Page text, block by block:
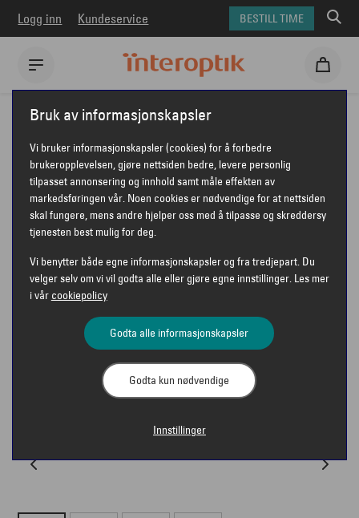
Logg inn Kundeservice BESTILL TIME
Interoptik Briller
Emporio Armani briller
Emporio Armani Kids EK3008U
EMPORIO ARMANI KIDS EK3008U
Bruk av informasjonskapsler
Vi bruker informasjonskapsler (cookies) for å forbedre
brukeropplevelsen, gjøre nettsiden bedre, levere personlig
tilpasset annonsering og innhold samt måle effekten av
markedsføringen vår. Noen cookies er nødvendige for at nettsiden
skal fungere, mens andre hjelper oss med å tilpasse og skreddersy
tjenesten best mulig for deg.
Vi benytter både egne informasjonskapsler og fra tredjepart. Du
velger selv om vi vil godta alle eller gjøre egne innstillinger. Les mer
i vår cookiepolicy
Godta alle informasjonskapsler
Godta kun nødvendige
Innstillinger